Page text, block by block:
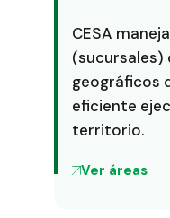
CESA
geográficos
eficiente
territorio.
Ver áreas